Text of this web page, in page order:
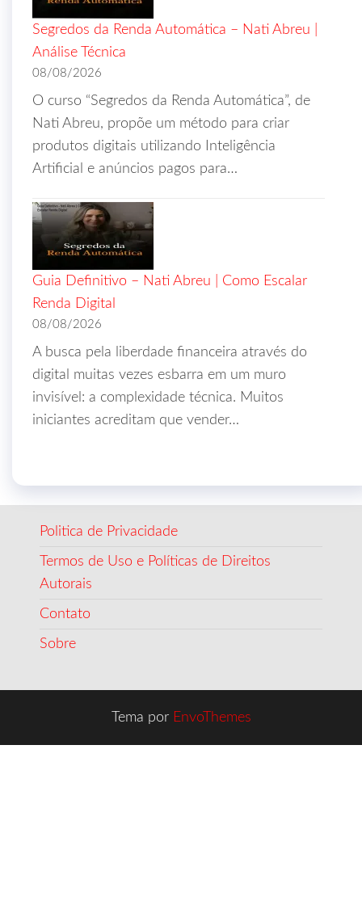
Segredos da Renda Automática – Nati Abreu |
Análise Técnica
08/08/2026
O curso “Segredos da Renda Automática”, de
Nati Abreu, propõe um método para criar
produtos digitais utilizando Inteligência
Artificial e anúncios pagos para…
Guia Definitivo – Nati Abreu | Como Escalar
Renda Digital
08/08/2026
A busca pela liberdade financeira através do
digital muitas vezes esbarra em um muro
invisível: a complexidade técnica. Muitos
iniciantes acreditam que vender…
Politica de Privacidade
Termos de Uso e Políticas de Direitos
Autorais
Contato
Sobre
Tema por EnvoThemes